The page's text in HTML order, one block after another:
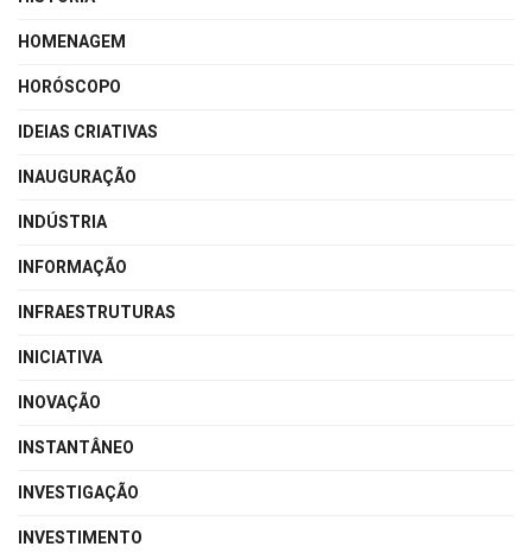
HOMENAGEM
HORÓSCOPO
IDEIAS CRIATIVAS
INAUGURAÇÃO
INDÚSTRIA
INFORMAÇÃO
INFRAESTRUTURAS
INICIATIVA
INOVAÇÃO
INSTANTÂNEO
INVESTIGAÇÃO
INVESTIMENTO